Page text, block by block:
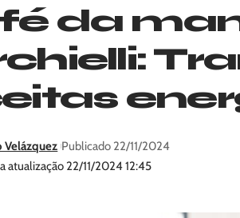
da
atualização 22/11/2024 12:45
Velázquez Publicado 22/11/2024